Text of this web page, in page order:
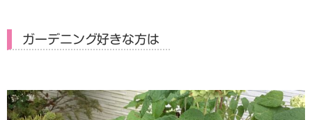
ガーデニング好きな方は